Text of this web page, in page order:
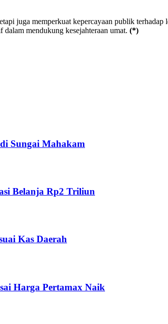
juga memperkuat kepercayaan publik
mendukung kesejahteraan umat. (*)
Sungai Mahakam
Belanja Rp2 Triliun
Kas Daerah
Harga Pertamax Naik